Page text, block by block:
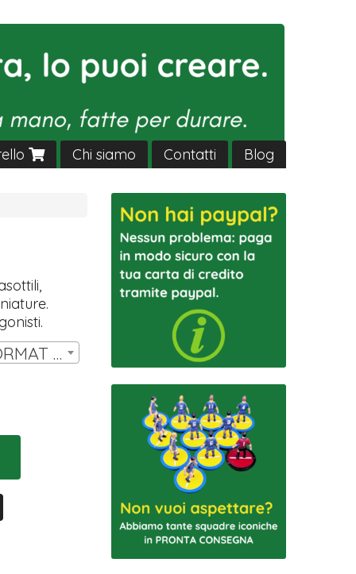
Chi siamo Contatti Blog
SET 14 MINIATURE FORMAT HW T3 | € 11,00